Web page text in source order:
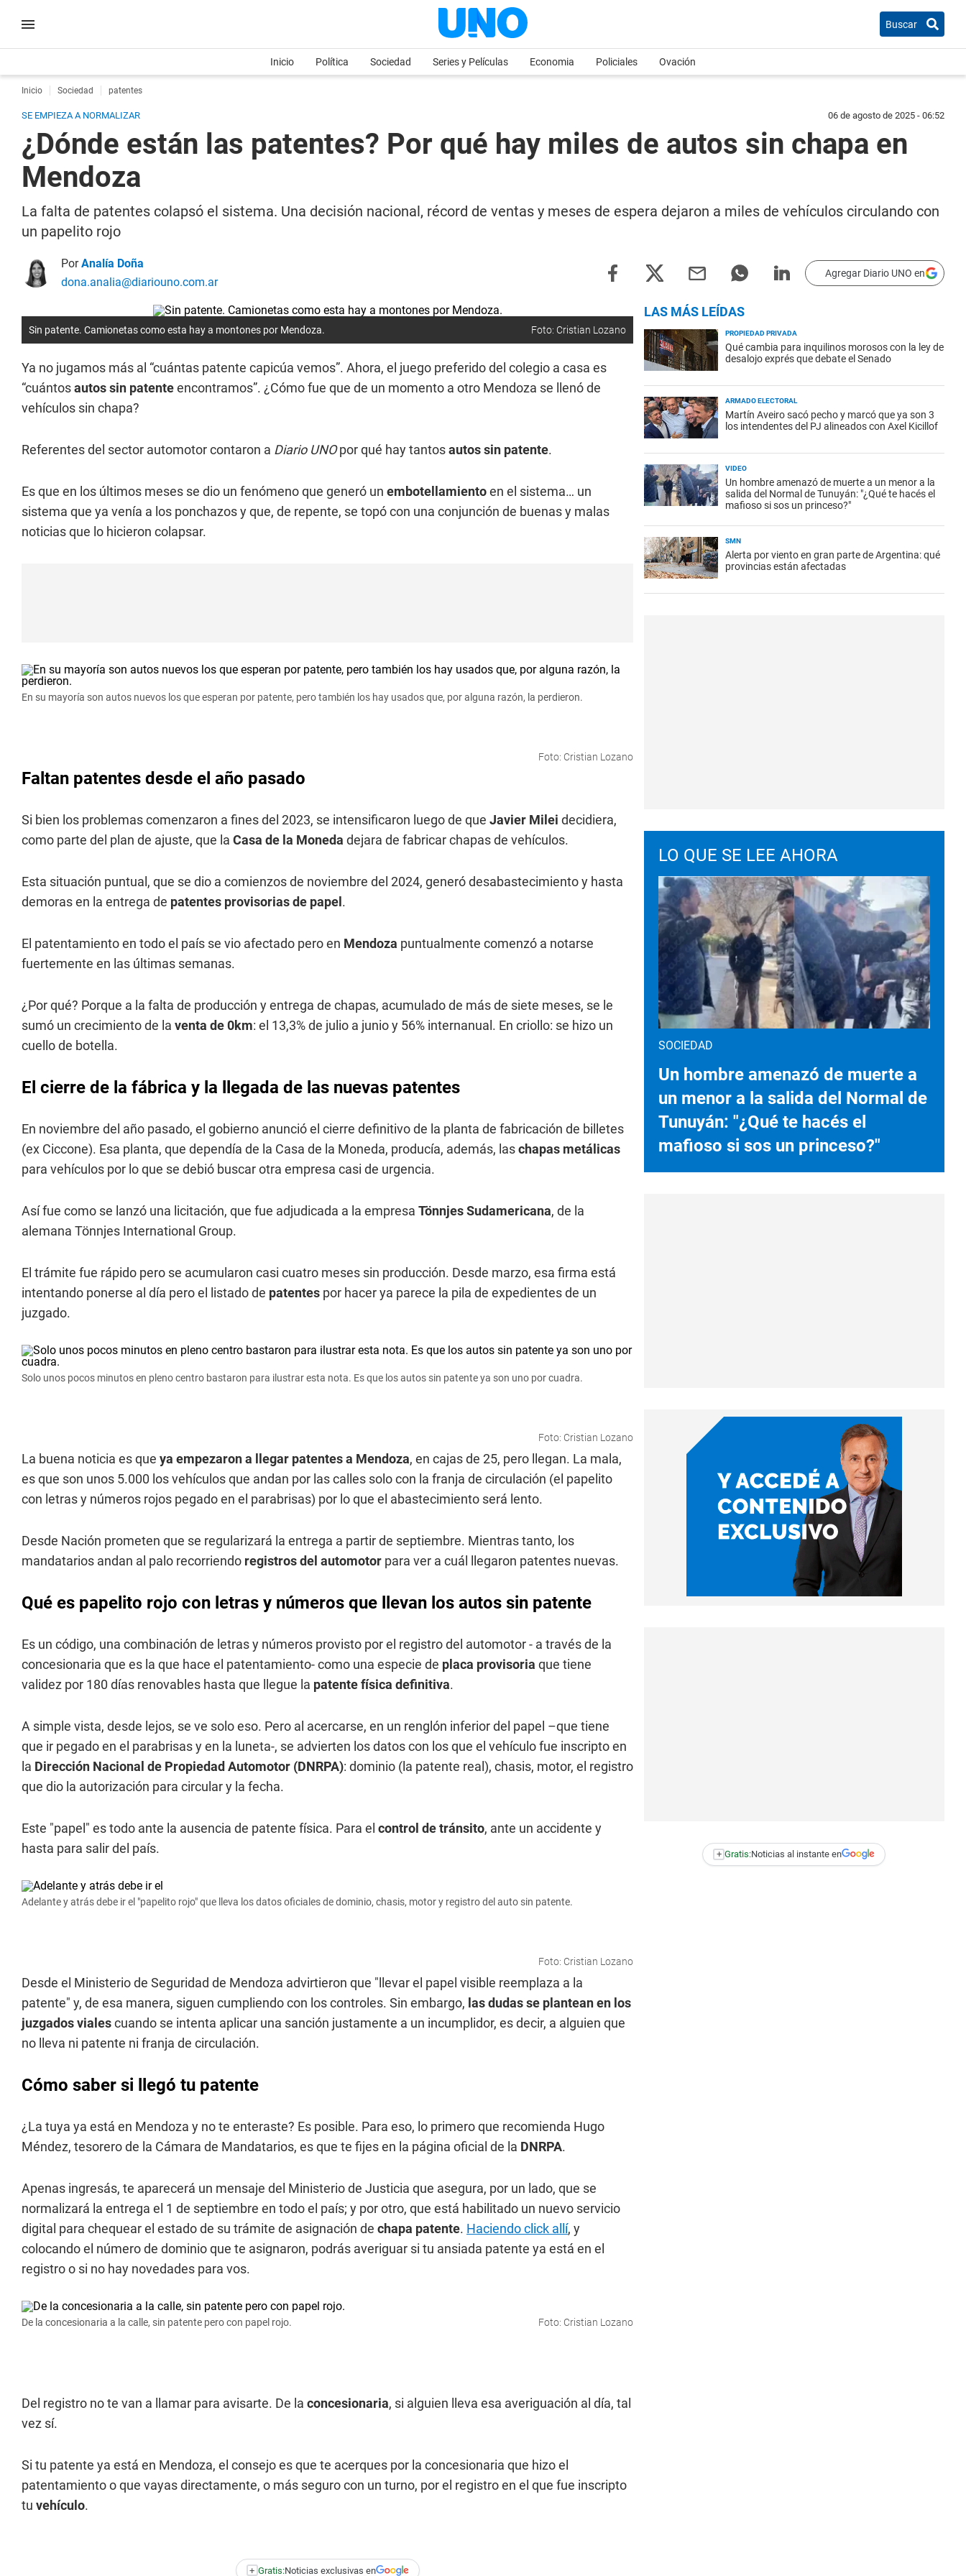
Buscar
Inicio Política Sociedad Series y Películas Economia Policiales Ovación
Inicio Sociedad patentes
SE EMPIEZA A NORMALIZAR 06 de agosto de 2025 - 06:52
¿Dónde están las patentes? Por qué hay miles de autos sin chapa en
Mendoza
La falta de patentes colapsó el sistema. Una decisión nacional, récord de ventas y meses de espera dejaron a miles de vehículos circulando con
un papelito rojo
PorAnalía Doña
dona.analia@diariouno.com.ar
Agregar Diario UNO en
Sin patente. Camionetas como esta hay a montones por Mendoza. Foto: Cristian Lozano
Ya no jugamos más al “cuántas patente capicúa vemos”. Ahora, el juego preferido del colegio a casa es
“cuántosautos sin patenteencontramos”. ¿Cómo fue que de un momento a otro Mendoza se llenó de
vehículos sin chapa?
Referentes del sector automotor contaron a Diario UNOpor qué hay tantosautos sin patente.
Es que en los últimos meses se dio un fenómeno que generó un embotellamientoen el sistema… un
sistema que ya venía a los ponchazos y que, de repente, se topó con una conjunción de buenas y malas
noticias que lo hicieron colapsar.
En su mayoría son autos nuevos los que esperan por patente, pero también los hay usados que, por alguna razón, la perdieron.
Foto: Cristian Lozano
Faltan patentes desde el año pasado
Si bien los problemas comenzaron a fines del 2023, se intensificaron luego de que Javier Milei decidiera,
como parte del plan de ajuste, que la Casa de la Moneda dejara de fabricar chapas de vehículos.
Esta situación puntual, que se dio a comienzos de noviembre del 2024, generó desabastecimiento y hasta
demoras en la entrega de patentes provisorias de papel .
El patentamiento en todo el país se vio afectado pero en Mendoza puntualmente comenzó a notarse
fuertemente en las últimas semanas.
¿Por qué? Porque a la falta de producción y entrega de chapas, acumulado de más de siete meses, se le
sumó un crecimiento de la venta de 0km: el 13,3% de julio a junio y 56% internanual. En criollo: se hizo un
cuello de botella.
El cierre de la fábrica y la llegada de las nuevas patentes
En noviembre del año pasado, el gobierno anunció el cierre definitivo de la planta de fabricación de billetes
(ex Ciccone). Esa planta, que dependía de la Casa de la Moneda, producía, además, laschapas metálicas
para vehículos por lo que se debió buscar otra empresa casi de urgencia.
Así fue como se lanzó una licitación, que fue adjudicada a la empresa Tönnjes Sudamericana, de la
alemana Tönnjes International Group.
El trámite fue rápido pero se acumularon casi cuatro meses sin producción. Desde marzo, esa firma está
intentando ponerse al día pero el listado de patentes por hacer ya parece la pila de expedientes de un
juzgado.
Solo unos pocos minutos en pleno centro bastaron para ilustrar esta nota. Es que los autos sin patente ya son uno por cuadra.
Foto: Cristian Lozano
La buena noticia es que ya empezaron a llegar patentes a Mendoza, en cajas de 25, pero llegan. La mala,
es que son unos 5.000 los vehículos que andan por las calles solo con la franja de circulación (el papelito
con letras y números rojos pegado en el parabrisas) por lo que el abastecimiento será lento.
Desde Nación prometen que se regularizará la entrega a partir de septiembre. Mientras tanto, los
mandatarios andan al palo recorriendo registros del automotor para ver a cuál llegaron patentes nuevas.
Qué es papelito rojo con letras y números que llevan los autos sin patente
Es un código, una combinación de letras y números provisto por el registro del automotor - a través de la
concesionaria que es la que hace el patentamiento- como una especie de placa provisoria que tiene
validez por 180 días renovables hasta que llegue la patente física definitiva.
A simple vista, desde lejos, se ve solo eso. Pero al acercarse, en un renglón inferior del papel –que tiene
que ir pegado en el parabrisas y en la luneta-, se advierten los datos con los que el vehículo fue inscripto en
la Dirección Nacional de Propiedad Automotor (DNRPA): dominio (la patente real), chasis, motor, el registro
que dio la autorización para circular y la fecha.
Este "papel" es todo ante la ausencia de patente física. Para el control de tránsito, ante un accidente y
hasta para salir del país.
Adelante y atrás debe ir el "papelito rojo" que lleva los datos oficiales de dominio, chasis, motor y registro del auto sin patente.
Foto: Cristian Lozano
Desde el Ministerio de Seguridad de Mendoza advirtieron que "llevar el papel visible reemplaza a la
patente" y, de esa manera, siguen cumpliendo con los controles. Sin embargo, las dudas se plantean en los
juzgados vialescuando se intenta aplicar una sanción justamente a un incumplidor, es decir, a alguien que
no lleva ni patente ni franja de circulación.
Cómo saber si llegó tu patente
¿La tuya ya está en Mendoza y no te enteraste? Es posible. Para eso, lo primero que recomienda Hugo
Méndez, tesorero de la Cámara de Mandatarios, es que te fijes en la página oficial de la DNRPA.
Apenas ingresás, te aparecerá un mensaje del Ministerio de Justicia que asegura, por un lado, que se
normalizará la entrega el 1 de septiembre en todo el país; y por otro, que está habilitado un nuevo servicio
digital para chequear el estado de su trámite de asignación de chapa patente. Haciendo click allí, y
colocando el número de dominio que te asignaron, podrás averiguar si tu ansiada patente ya está en el
registro o si no hay novedades para vos.
De la concesionaria a la calle, sin patente pero con papel rojo. Foto: Cristian Lozano
Del registro no te van a llamar para avisarte. De la concesionaria, si alguien lleva esa averiguación al día, tal
vez sí.
Si tu patente ya está en Mendoza, el consejo es que te acerques por la concesionaria que hizo el
patentamiento o que vayas directamente, o más seguro con un turno, por el registro en el que fue inscripto
tu vehículo.
+ Gratis:Noticias exclusivas en
LAS MÁS LEÍDAS
PROPIEDAD PRIVADA
Qué cambia para inquilinos morosos con la ley de
desalojo exprés que debate el Senado
ARMADO ELECTORAL
Martín Aveiro sacó pecho y marcó que ya son 3
los intendentes del PJ alineados con Axel Kicillof
VIDEO
Un hombre amenazó de muerte a un menor a la
salida del Normal de Tunuyán: "¿Qué te hacés el
mafioso si sos un princeso?"
SMN
Alerta por viento en gran parte de Argentina: qué
provincias están afectadas
LO QUE SE LEE AHORA
SOCIEDAD
Un hombre amenazó de muerte a
un menor a la salida del Normal de
Tunuyán: "¿Qué te hacés el
mafioso si sos un princeso?"
+ Gratis:Noticias al instante en